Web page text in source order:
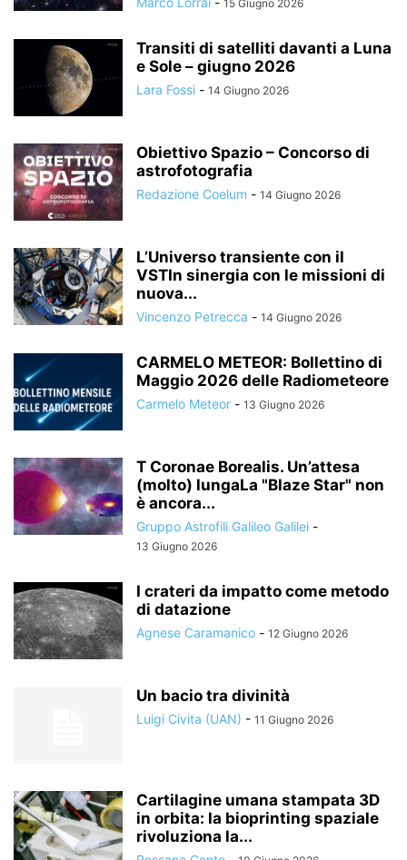
15 Giugno 2026
Transiti di satelliti davanti a Luna
e Sole – giugno 2026
Lara Fossi - 14 Giugno 2026
Obiettivo Spazio – Concorso di
astrofotografia
Redazione Coelum - 14 Giugno 2026
L’Universo transiente con il
VSTIn sinergia con le missioni di
nuova...
Vincenzo Petrecca - 14 Giugno 2026
CARMELO METEOR: Bollettino di
Maggio 2026 delle Radiometeore
Carmelo Meteor - 13 Giugno 2026
T Coronae Borealis. Un’attesa
(molto) lungaLa "Blaze Star" non
è ancora...
Gruppo Astrofili Galileo Galilei -
13 Giugno 2026
I crateri da impatto come metodo
di datazione
Agnese Caramanico - 12 Giugno 2026
Un bacio tra divinità
Luigi Civita (UAN) - 11 Giugno 2026
Cartilagine umana stampata 3D
in orbita: la bioprinting spaziale
rivoluziona la...